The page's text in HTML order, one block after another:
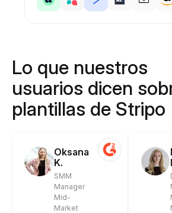
Lo que nuestros
usuarios dicen
plantillas de Stripo
Oksana
K.
SMM
Manager
Mid-
Market